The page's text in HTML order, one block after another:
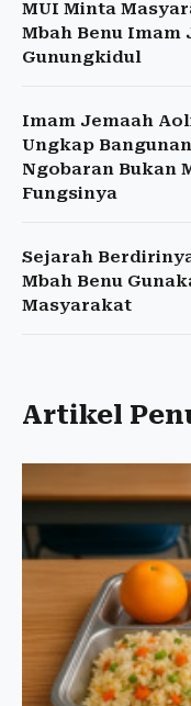
MUI Minta
Mbah Benu Imam
Gunungkidul
Imam Jemaah
Ungkap
Ngobaran Bukan
Fungsinya
Sejarah
Mbah Benu
Masyarakat
Artikel